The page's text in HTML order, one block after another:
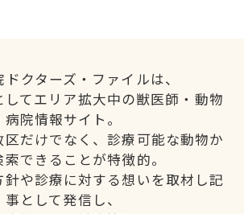
クターズ・ファイルは、
てエリア拡大中の獣医師・動物
病院情報サイト。
だけでなく、診療可能な動物か
索できることが特徴的。
針や診療に対する想いを取材し記
事として発信し、